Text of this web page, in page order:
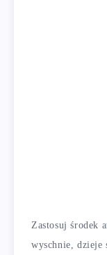
Zastosuj środek
wyschnie, dzieje